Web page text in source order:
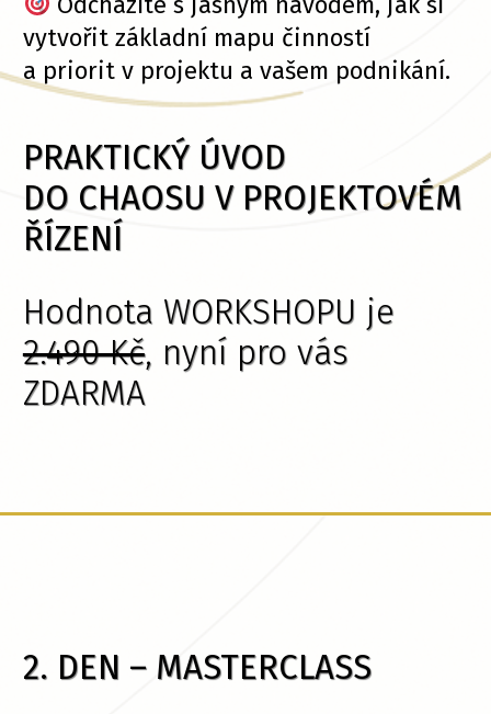
vytvořit základní mapu činností
a priorit v projektu a vašem podnikání.
PRAKTICKÝ ÚVOD
DO CHAOSU V PROJEKTOVÉM
ŘÍZENÍ
Hodnota WORKSHOPU je
2.490 Kč, nyní pro vás
ZDARMA
2. DEN – MASTERCLASS